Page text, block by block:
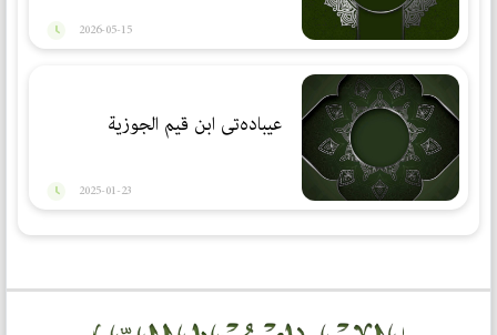
2026-05-15
عیبادەتی ابن قیم الجوزیة
2025-01-23